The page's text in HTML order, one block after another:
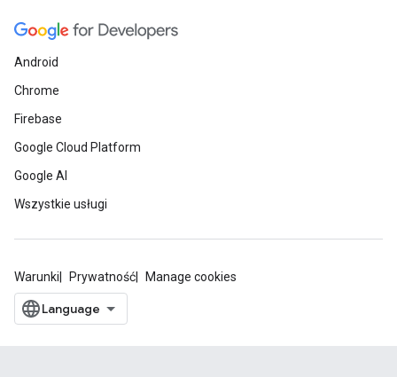
Android
Chrome
Firebase
Google Cloud Platform
Google AI
Wszystkie usługi
Warunki Prywatność Manage cookies